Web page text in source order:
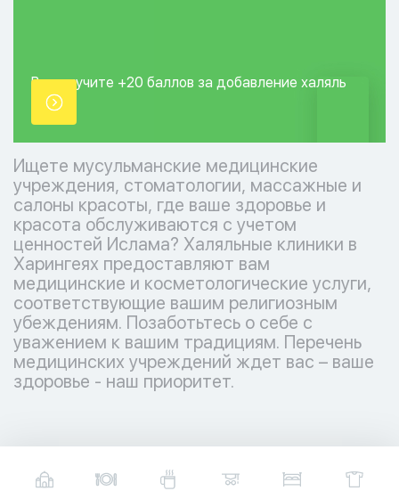
Вы получите +20 баллов за добавление халяль
точки.
Ищете мусульманские медицинские
учреждения, стоматологии, массажные и
салоны красоты, где ваше здоровье и
красота обслуживаются с учетом
ценностей Ислама? Халяльные клиники в
Харингеях предоставляют вам
медицинские и косметологические услуги,
соответствующие вашим религиозным
убеждениям. Позаботьтесь о себе с
уважением к вашим традициям. Перечень
медицинских учреждений ждет вас – ваше
здоровье - наш приоритет.